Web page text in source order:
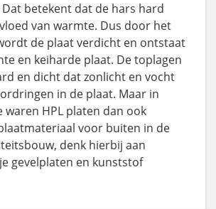
betekent dat de hars hard
van warmte. Dus door het
de plaat verdicht en ontstaat
en keiharde plaat. De toplagen
en dicht dat zonlicht en vocht
in de plaat. Maar in
waren HPL platen dan ook
voor buiten in de
denk hierbij aan
gevelplaten en kunststof